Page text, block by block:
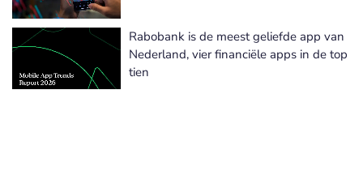
Rabobank is de meest geliefde app van
Nederland, vier financiële apps in de top
tien